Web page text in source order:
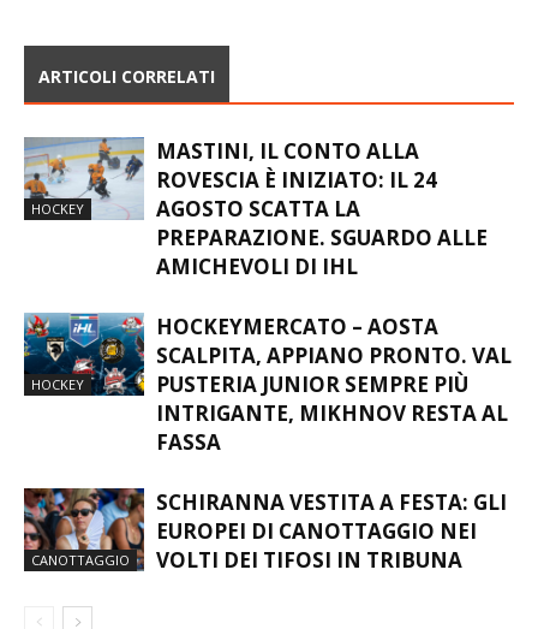
HOCKEY
ROVESCIA È INIZIATO: IL 24
AGOSTO SCATTA LA
PREPARAZIONE. SGUARDO ALLE
AMICHEVOLI DI IHL
HOCKEY
SCALPITA, APPIANO PRONTO. VAL
PUSTERIA JUNIOR SEMPRE PIÙ
INTRIGANTE, MIKHNOV RESTA AL
FASSA
CANOTTAGGIO
EUROPEI DI CANOTTAGGIO NEI
VOLTI DEI TIFOSI IN TRIBUNA